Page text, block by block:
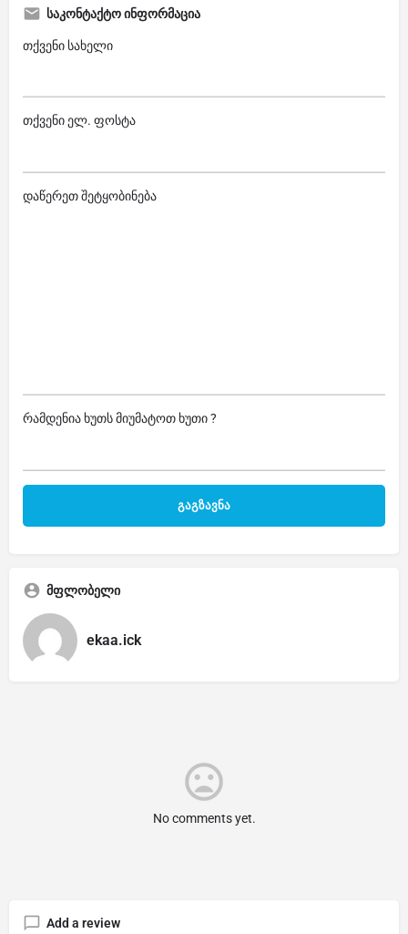
საკონტაქტო ინფორმაცია
თქვენი სახელი
თქვენი ელ. ფოსტა
დაწერეთ შეტყობინება
რამდენია ხუთს მიუმატოთ ხუთი ?
მფლობელი
ekaa.ick
No comments yet.
Add a review